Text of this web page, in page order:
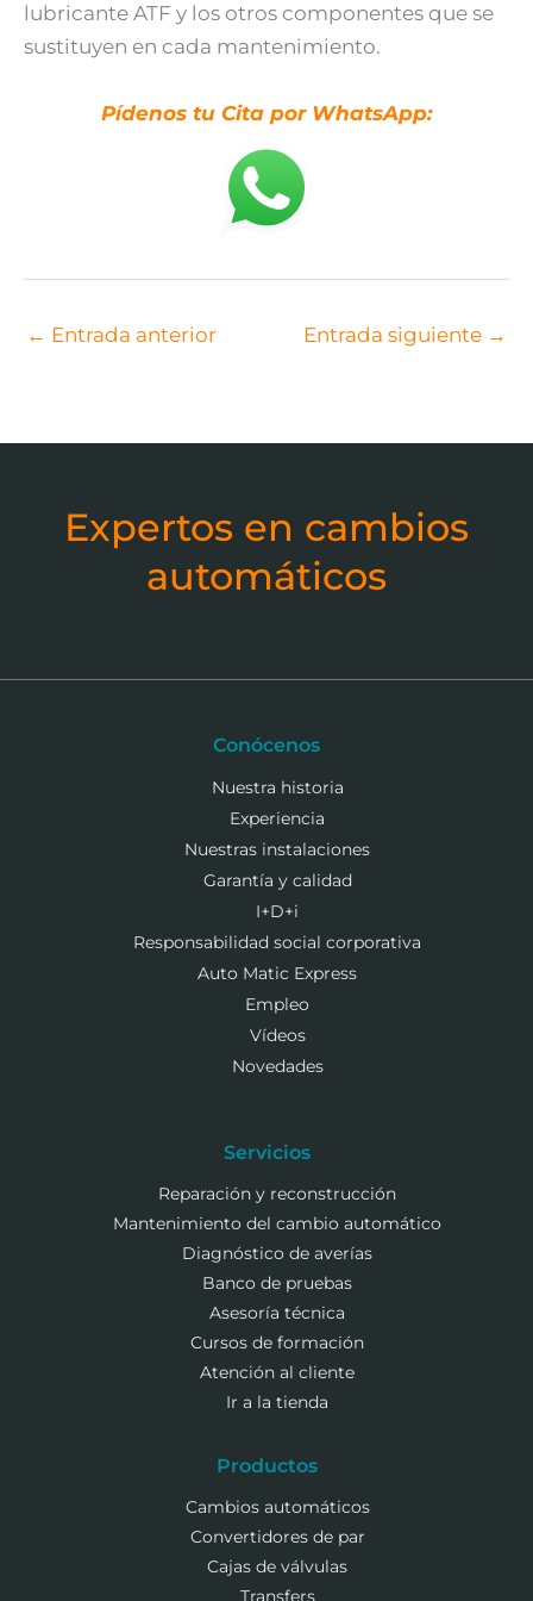
lubricante ATF y los otros componentes que se
sustituyen en cada mantenimiento.
Pídenos tu Cita por WhatsApp:
← Entrada anterior Entrada siguiente →
Expertos en cambios
automáticos
Conócenos
Nuestra historia
Experiencia
Nuestras instalaciones
Garantía y calidad
I+D+i
Responsabilidad social corporativa
Auto Matic Express
Empleo
Vídeos
Novedades
Servicios
Reparación y reconstrucción
Mantenimiento del cambio automático
Diagnóstico de averías
Banco de pruebas
Asesoría técnica
Cursos de formación
Atención al cliente
Ir a la tienda
Productos
Cambios automáticos
Convertidores de par
Cajas de válvulas
Transfers